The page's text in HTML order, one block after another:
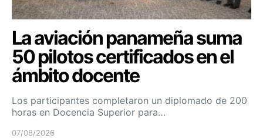
La aviación panameña suma
50 pilotos certificados en el
ámbito docente
Los participantes completaron un diplomado de 200
horas en Docencia Superior para…
07/08/2026